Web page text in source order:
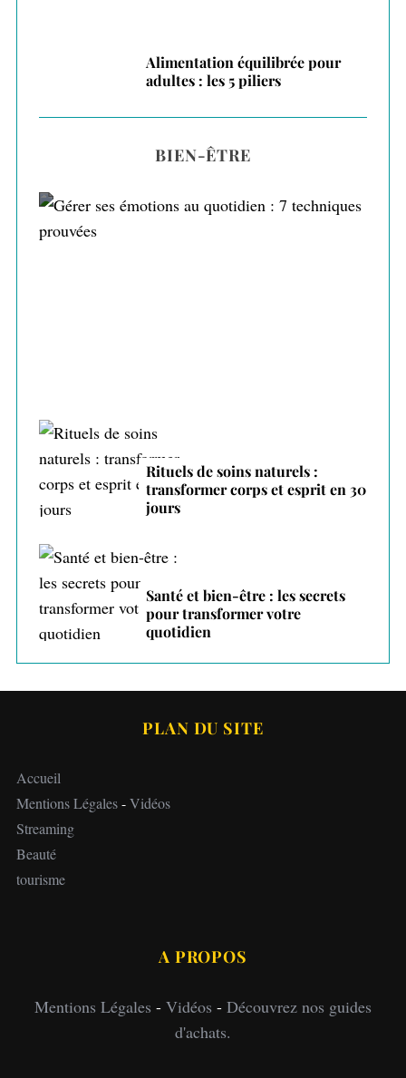
Alimentation équilibrée pour
adultes : les 5 piliers
BIEN-ÊTRE
Rituels de soins naturels :
transformer corps et esprit en 30
jours
Santé et bien-être : les secrets
pour transformer votre
quotidien
PLAN DU SITE
Accueil
Mentions Légales-Vidéos
Streaming
Beauté
tourisme
A PROPOS
Mentions Légales - Vidéos - Découvrez nos guides
d'achats.